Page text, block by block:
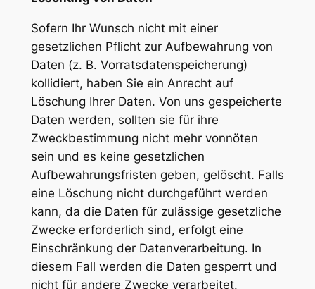
Sofern Ihr Wunsch nicht mit einer
gesetzlichen Pflicht zur Aufbewahrung von
Daten (z. B. Vorratsdatenspeicherung)
kollidiert, haben Sie ein Anrecht auf
Löschung Ihrer Daten. Von uns gespeicherte
Daten werden, sollten sie für ihre
Zweckbestimmung nicht mehr vonnöten
sein und es keine gesetzlichen
Aufbewahrungsfristen geben, gelöscht. Falls
eine Löschung nicht durchgeführt werden
kann, da die Daten für zulässige gesetzliche
Zwecke erforderlich sind, erfolgt eine
Einschränkung der Datenverarbeitung. In
diesem Fall werden die Daten gesperrt und
nicht für andere Zwecke verarbeitet.